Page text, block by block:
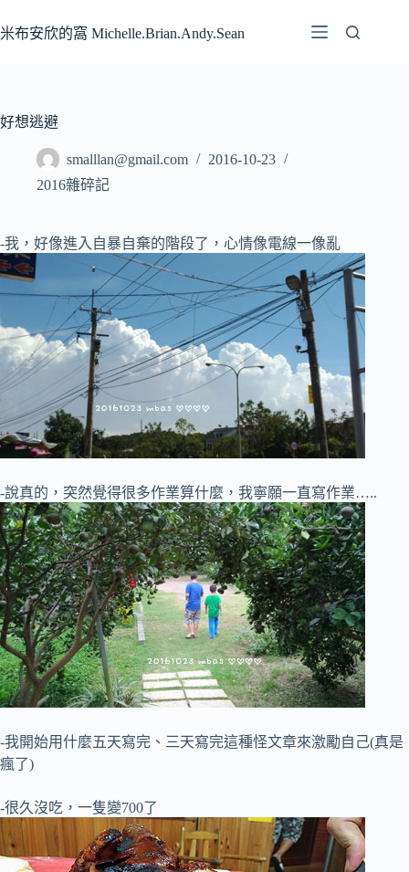
至
容
米布安欣的窩 Michelle.Brian.Andy.Sean
好想逃避
smalllan@gmail.com
2016-10-23
2016雜碎記
-我，好像進入自暴自棄的階段了，心情像電線一像亂
-說真的，突然覺得很多作業算什麼，我寧願一直寫作業…..
-我開始用什麼五天寫完、三天寫完這種怪文章來激勵自己(真是
瘋了)
-很久沒吃，一隻變700了